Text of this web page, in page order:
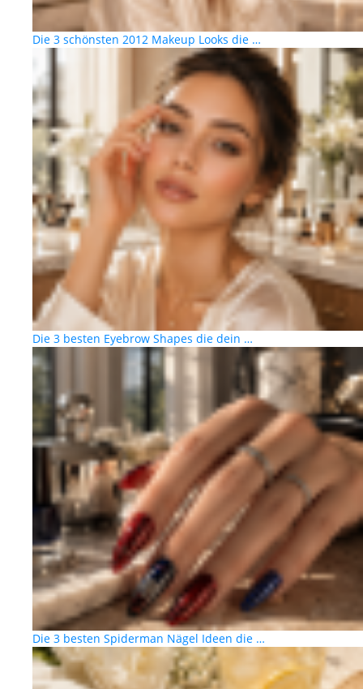
Die 3 schönsten 2012 Makeup Looks die …
Die 3 besten Eyebrow Shapes die dein …
Die 3 besten Spiderman Nägel Ideen die …